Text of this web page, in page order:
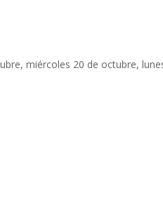
miércoles 20 de octubre,